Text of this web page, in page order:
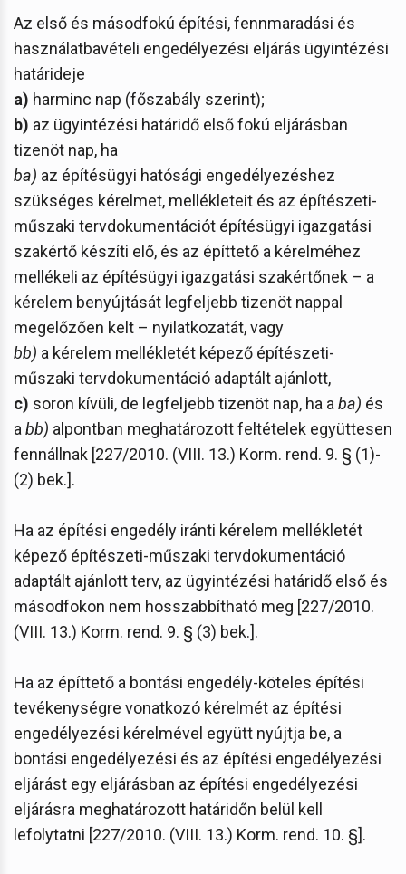
Az első és másodfokú építési, fennmaradási és
használatbavételi engedélyezési eljárás ügyintézési
határideje
a) harminc nap (főszabály szerint);
b) az ügyintézési határidő első fokú eljárásban
tizenöt nap, ha
ba) az építésügyi hatósági engedélyezéshez
szükséges kérelmet, mellékleteit és az építészeti-
műszaki tervdokumentációt építésügyi igazgatási
szakértő készíti elő, és az építtető a kérelméhez
mellékeli az építésügyi igazgatási szakértőnek – a
kérelem benyújtását legfeljebb tizenöt nappal
megelőzően kelt – nyilatkozatát, vagy
bb) a kérelem mellékletét képező építészeti-
műszaki tervdokumentáció adaptált ajánlott,
c) soron kívüli, de legfeljebb tizenöt nap, ha a ba) és
a bb) alpontban meghatározott feltételek együttesen
fennállnak [227/2010. (VIII. 13.) Korm. rend. 9. § (1)-
(2) bek.].
Ha az építési engedély iránti kérelem mellékletét
képező építészeti-műszaki tervdokumentáció
adaptált ajánlott terv, az ügyintézési határidő első és
másodfokon nem hosszabbítható meg [227/2010.
(VIII. 13.) Korm. rend. 9. § (3) bek.].
Ha az építtető a bontási engedély-köteles építési
tevékenységre vonatkozó kérelmét az építési
engedélyezési kérelmével együtt nyújtja be, a
bontási engedélyezési és az építési engedélyezési
eljárást egy eljárásban az építési engedélyezési
eljárásra meghatározott határidőn belül kell
lefolytatni [227/2010. (VIII. 13.) Korm. rend. 10. §].